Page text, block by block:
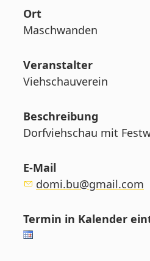
Ort
Maschwanden
Veranstalter
Viehschauverein
Beschreibung
Dorfviehschau mit
E-Mail
domi.bu@gmail.com
Termin in Kalender